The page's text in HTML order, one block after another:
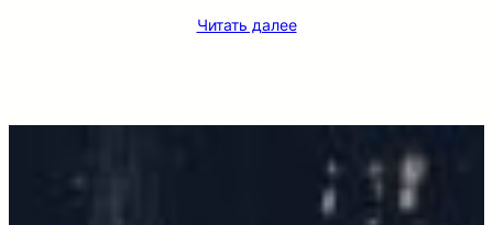
Читать далее